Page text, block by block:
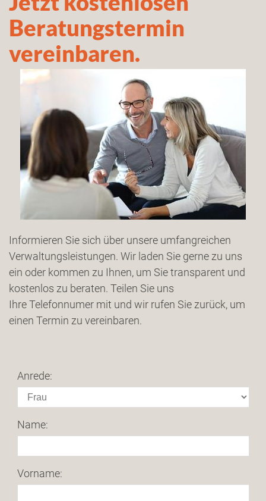
Beratungstermin
vereinbaren.
Informieren Sie sich über unsere umfangreichen
Verwaltungsleistungen. Wir laden Sie gerne zu uns
ein oder kommen zu Ihnen, um Sie transparent und
kostenlos zu beraten. Teilen Sie uns
Ihre Telefonnumer mit und wir rufen Sie zurück, um
einen Termin zu vereinbaren.
Anrede:
Name:
Vorname: